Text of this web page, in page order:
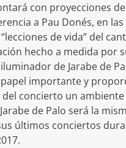
con proyecciones
a Pau Donés, en las
de vida” del
hecho a medida por
de Jarabe de
importante y
concierto un ambiente
de Palo será la
últimos conciertos